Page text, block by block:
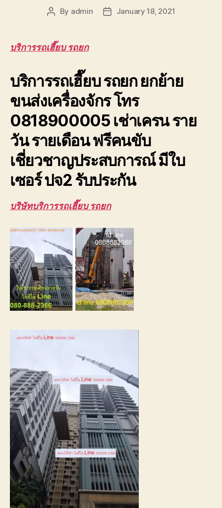
Post
By admin
PostJanuary 18, 2021
บริการรถเฮี๊ยบ รถยก
บริการรถเฮี๊ยบ รถยก ยกย้าย
ขนส่งเครื่องจักร โทร
0818900005 เช่าเครน ราย
วัน รายเดือน ฟรีคนขับ
เชี่ยวชาญประสบการณ์ มีใบ
เซอร์ ปจ2 รับประกัน
บริษัทบริการรถเฮี๊ยบ รถยก